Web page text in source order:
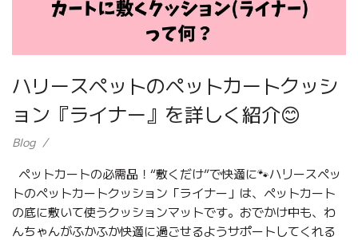
ハリースペットのペットカートクッシ
ョン『ライナー』を詳しく紹介😊
Blog
ペットカートの必需品！“敷くだけ”で快適に🐾ハリースペッ
トのペットカートクッション「ライナー」は、ペットカート
の底に敷いて使うクッションマットです。おでかけ中も、わ
んちゃんがふかふか快適に過ごせるようサポートしてくれる